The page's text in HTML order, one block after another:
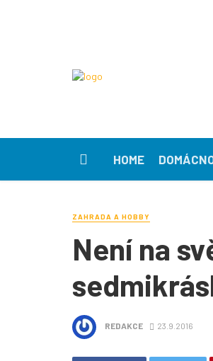
HOME
ZAHRADA A HOBBY
Není na
REDAKCE 23.9.2016